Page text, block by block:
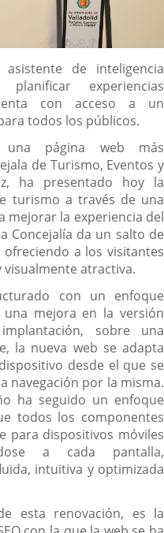
de inteligencia
experiencias
con acceso a un
todos los públicos.
una página web más
de Turismo, Eventos y
ha presentado hoy la
turismo a través de una
mejorar la experiencia del
Concejalía da un salto de
a los visitantes
visualmente atractiva.
con un enfoque
mejora en la versión
sobre una
la nueva web se adapta
desde el que se
navegación por la misma.
ha seguido un enfoque
todos los componentes
para dispositivos móviles
a cada pantalla,
intuitiva y optimizada
esta renovación, es la